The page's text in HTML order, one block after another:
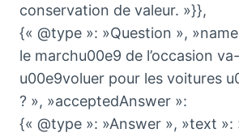
conservation de valeur. »}},
{« @type »: »Question »,
le marchu00e9 de l’occasion
u00e9voluer pour les voitures
? », »acceptedAnswer »:
{« @type »: »Answer », »text »: